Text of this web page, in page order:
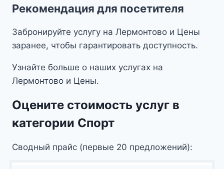
Рекомендация для посетителя
Забронируйте услугу на Лермонтово и Цены
заранее, чтобы гарантировать доступность.
Узнайте больше о наших услугах на
Лермонтово и Цены.
Оцените стоимость услуг в
категории Спорт
Сводный прайс (первые 20 предложений):